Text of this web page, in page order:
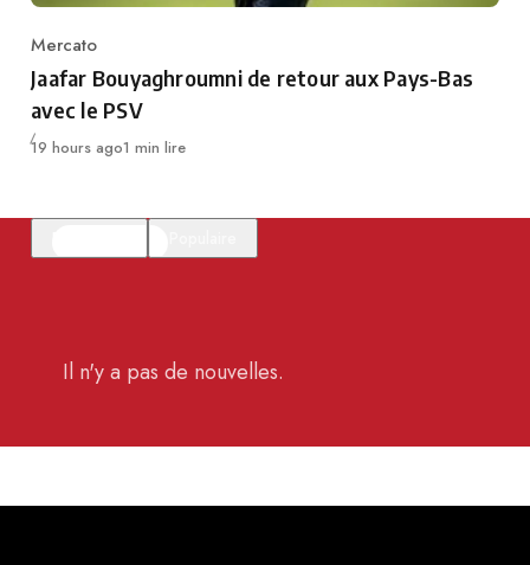
Category
Mercato
Jaafar Bouyaghroumni de retour aux Pays-Bas
avec le PSV
Publié
19 hours ago1 min lire
Il n'y a pas de nouvelles.